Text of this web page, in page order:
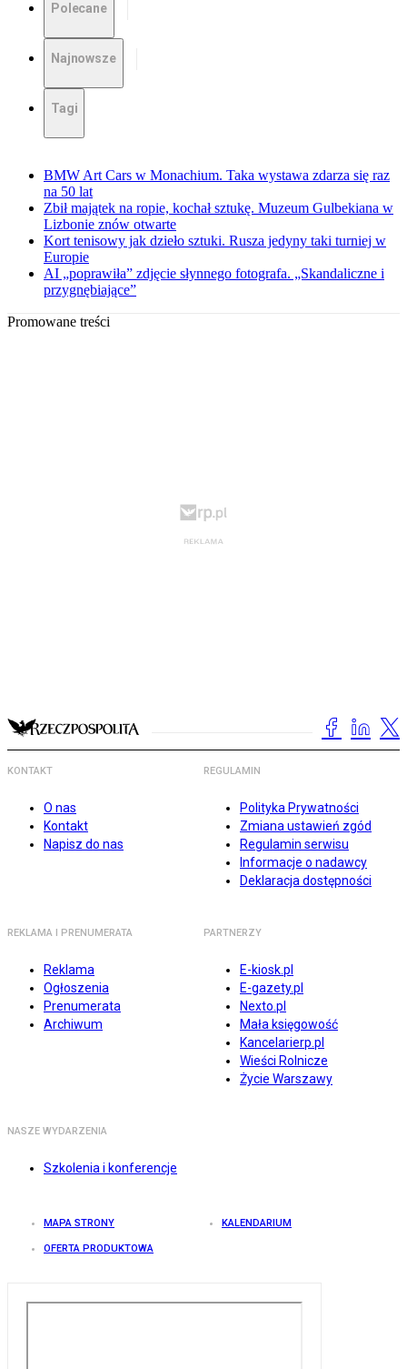
Polecane
Najnowsze
Tagi
BMW Art Cars w Monachium. Taka wystawa zdarza się raz
na 50 lat
Zbił majątek na ropie, kochał sztukę. Muzeum Gulbekiana w
Lizbonie znów otwarte
Kort tenisowy jak dzieło sztuki. Rusza jedyny taki turniej w
Europie
AI „poprawiła” zdjęcie słynnego fotografa. „Skandaliczne i
przygnębiające”
Promowane treści
KONTAKT
O nas
Kontakt
Napisz do nas
REGULAMIN
Polityka Prywatności
Zmiana ustawień zgód
Regulamin serwisu
Informacje o nadawcy
Deklaracja dostępności
REKLAMA I PRENUMERATA
Reklama
Ogłoszenia
Prenumerata
Archiwum
PARTNERZY
E-kiosk.pl
E-gazety.pl
Nexto.pl
Mała księgowość
Kancelarierp.pl
Wieści Rolnicze
Życie Warszawy
NASZE WYDARZENIA
Szkolenia i konferencje
MAPA STRONY KALENDARIUM
OFERTA PRODUKTOWA